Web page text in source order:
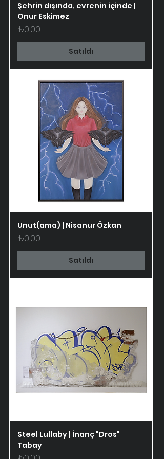
Şehrin dışında, evrenin içinde |
Onur Eskimez
Fiyat
₺0,00
Satıldı
Unut(ama) | Nisanur Özkan
Fiyat
₺0,00
Satıldı
Steel Lullaby | İnanç "Dros"
Tabay